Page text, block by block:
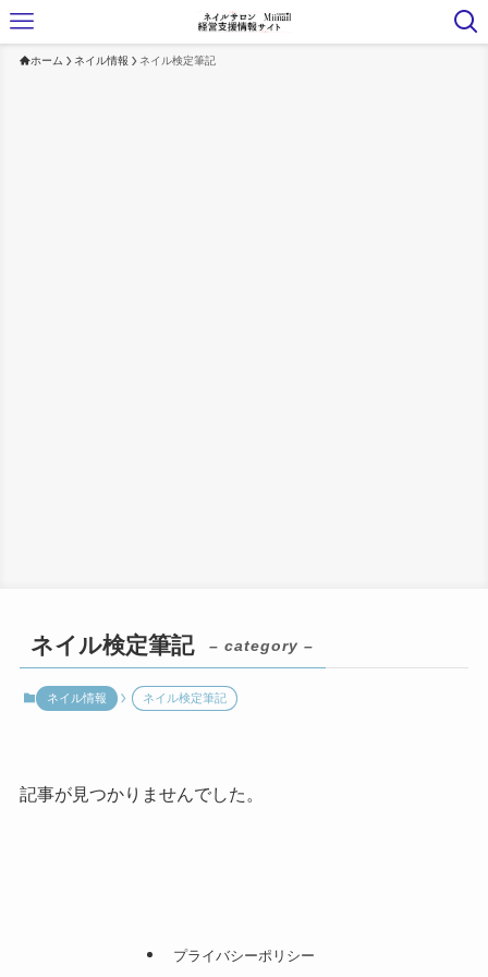
ホーム ネイル情報 ネイル検定筆記
ネイル検定筆記 – category –
ネイル情報 ネイル検定筆記
記事が見つかりませんでした。
プライバシーポリシー